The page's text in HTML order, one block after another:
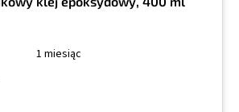
1 miesiąc